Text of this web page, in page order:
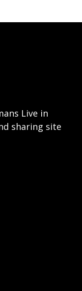
Live in
sharing site